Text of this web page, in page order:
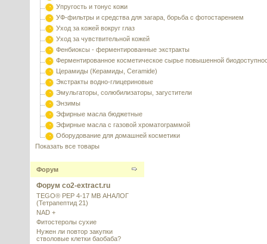
Упругость и тонус кожи
УФ-фильтры и средства для загара, борьба с фотостарением
Уход за кожей вокруг глаз
Уход за чувствительной кожей
Фенбиоксы - ферментированные экстракты
Ферментированное косметическое сырье повышенной
Церамиды (Керамиды, Ceramide)
Экстракты водно-глицериновые
Эмульгаторы, солюбилизаторы, загустители
Энзимы
Эфирные масла бюджетные
Эфирные масла с газовой хроматограммой
Оборудование для домашней косметики
Показать все товары
Форум
Форум co2-extract.ru
TEGO® PEP 4-17 MB АНАЛОГ
(Тетрапептид 21)
NAD +
Фитостеролы сухие
Нужен ли повтор закупки
стволовые клетки баобаба?